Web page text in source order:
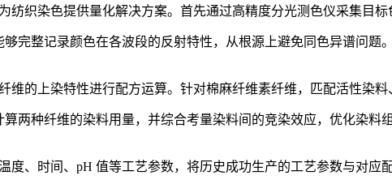
纺织染色提供量化解决方案。首先通过高精度分光测色仪采集目
完整记录颜色在各波段的反射特性，从根源上避免同色异谱问题。
维的上染特性进行配方运算。针对棉麻纤维素纤维，匹配活性染
两种纤维的染料用量，并综合考量染料间的竞染效应，优化染料
度、时间、pH 值等工艺参数，将历史成功生产的工艺参数与对应